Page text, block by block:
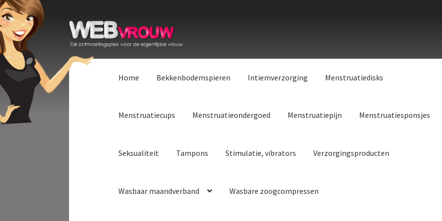
Ga
door
navigatie
Ga
naar
inhoud
Home Bekkenbodemspieren Intiemverzorging Menstruatiedisks
Menstruatiecups Menstruatieondergoed Menstruatiepijn Menstruatiesponsjes
Seksualiteit Tampons Stimulatie, vibrators Verzorgingsproducten
Wasbaar maandverband Wasbare zoogcompressen